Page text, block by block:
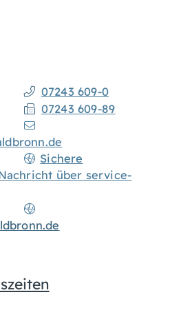
07243 609-0
07243 609-89
Sichere
über service-